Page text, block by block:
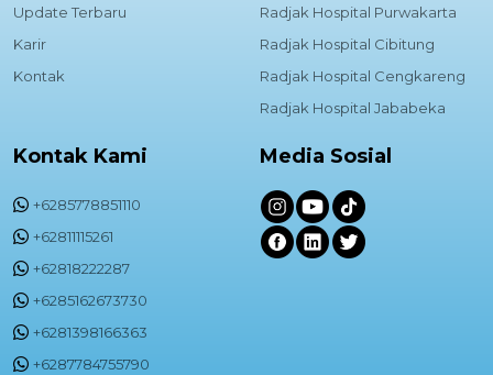
Update Terbaru
Karir
Kontak
Radjak Hospital Purwakarta
Radjak Hospital Cibitung
Radjak Hospital Cengkareng
Radjak Hospital Jababeka
Kontak Kami
+6285778851110
+62811115261
+62818222287
+6285162673730
+6281398166363
+6287784755790
Media Sosial